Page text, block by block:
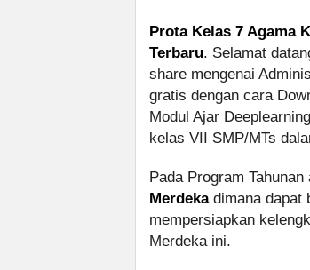
Prota Kelas 7 Agama
Terbaru. Selamat
share mengenai
gratis dengan cara
Modul Ajar
kelas VII SMP/MTs
Pada Program Tahunan
Merdekadimana dapat
mempersiapkan
Merdeka ini.